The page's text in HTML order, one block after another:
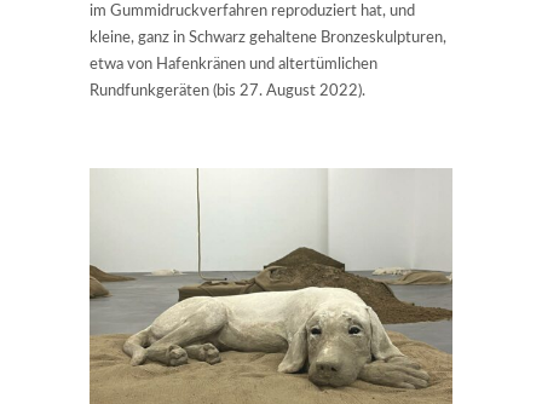
im Gummidruckverfahren reproduziert hat, und
kleine, ganz in Schwarz gehaltene Bronzeskulpturen,
etwa von Hafenkränen und altertümlichen
Rundfunkgeräten (bis 27. August 2022).